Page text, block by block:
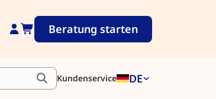
Beratung starten
Kundenservice DE